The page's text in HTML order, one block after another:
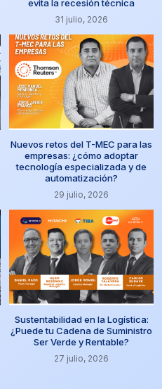
evita la recesión técnica
31 julio, 2026
Nuevos retos del T-MEC para las
empresas: ¿cómo adoptar
tecnología especializada y de
automatización?
29 julio, 2026
Sustentabilidad en la Logística:
¿Puede tu Cadena de Suministro
Ser Verde y Rentable?
27 julio, 2026